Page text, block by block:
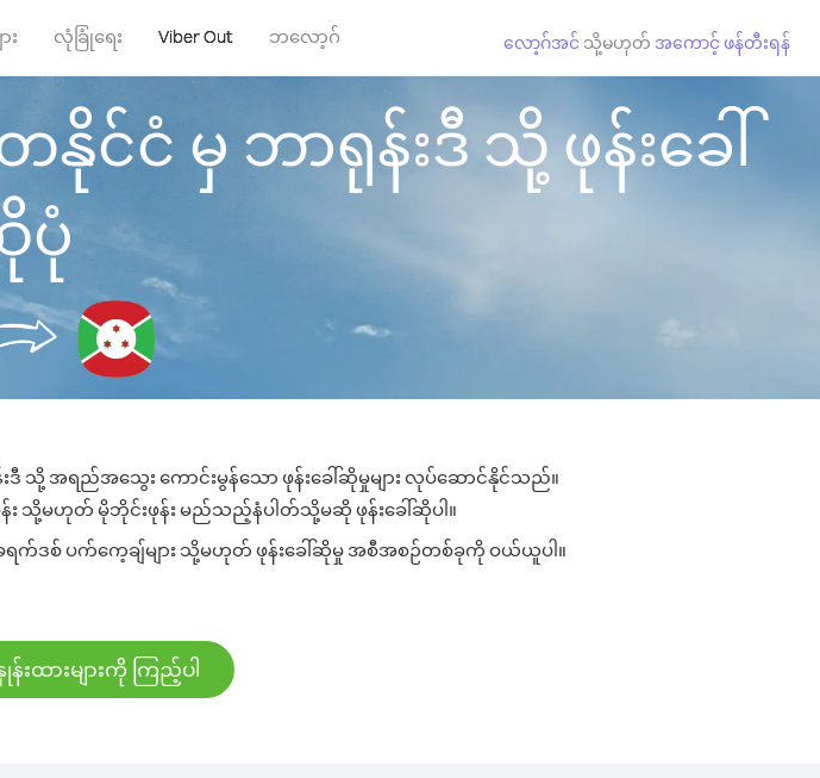
း လုံခြုံရေး Viber Out ဘလော့ဂ် လော့ဂ်အင် သို့မဟုတ် အကောင့် ဖန်တီးရန်
ငံ မှ ဘာရုန်းဒီ သို့ ဖုန်းခေါ်
ပုံ
သို့ အရည်အသွေး ကောင်းမွန်သော ဖုန်းခေါ်ဆိုမှုများ လုပ်ဆောင်နိုင်သည်။
န်း သို့မဟုတ် မိုဘိုင်းဖုန်း မည်သည့်နံပါတ်သို့မဆို ဖုန်းခေါ်ဆိုပါ။
ရက်ဒစ် ပက်ကေ့ချ်များ သို့မဟုတ် ဖုန်းခေါ်ဆိုမှု အစီအစဉ်တစ်ခုကို ဝယ်ယူပါ။
ထားများကို ကြည့်ပါ